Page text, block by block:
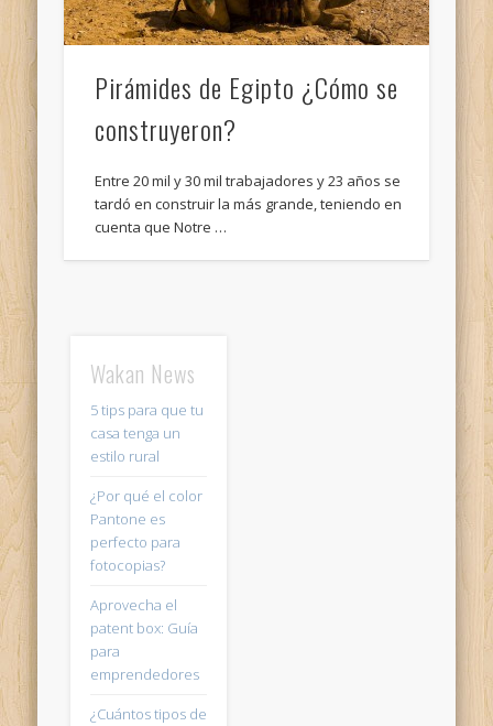
Pirámides de Egipto ¿Cómo se
construyeron?
Entre 20 mil y 30 mil trabajadores y 23 años se
tardó en construir la más grande, teniendo en
cuenta que Notre …
Wakan News
5 tips para que tu
casa tenga un
estilo rural
¿Por qué el color
Pantone es
perfecto para
fotocopias?
Aprovecha el
patent box: Guía
para
emprendedores
¿Cuántos tipos de